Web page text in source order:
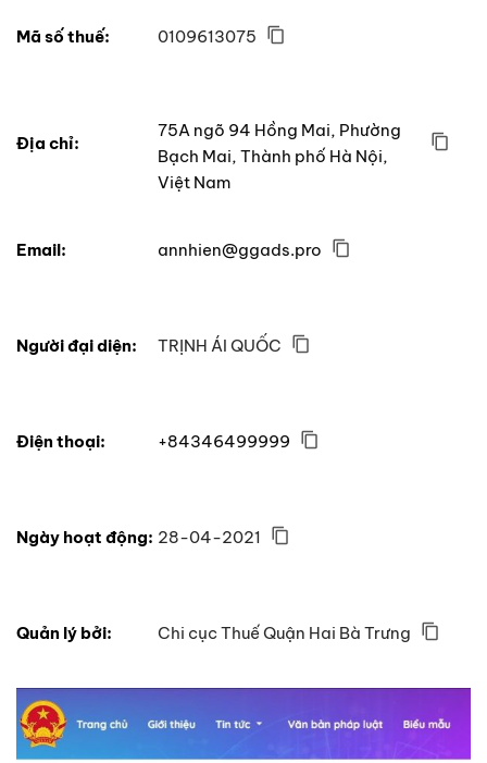
Mã số thuế: 0109613075
Địa chỉ:
75A ngõ 94 Hồng Mai, Phường
Bạch Mai, Thành phố Hà Nội,
Việt Nam
Email: annhien@ggads.pro
Người đại diện: TRỊNH ÁI QUỐC
Điện thoại: +84346499999
Ngày hoạt động: 28-04-2021
Quản lý bởi: Chi cục Thuế Quận Hai Bà Trưng